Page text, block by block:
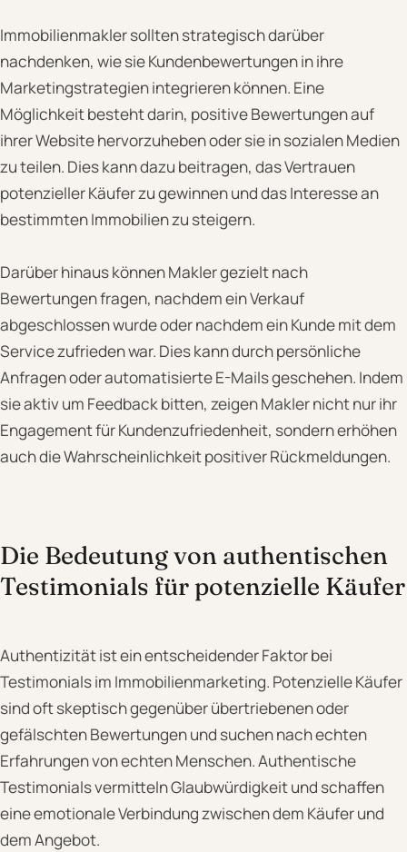
Immobilienmakler sollten strategisch darüber
nachdenken, wie sie Kundenbewertungen in ihre
Marketingstrategien integrieren können. Eine
Möglichkeit besteht darin, positive Bewertungen auf
ihrer Website hervorzuheben oder sie in sozialen Medien
zu teilen. Dies kann dazu beitragen, das Vertrauen
potenzieller Käufer zu gewinnen und das Interesse an
bestimmten Immobilien zu steigern.
Darüber hinaus können Makler gezielt nach
Bewertungen fragen, nachdem ein Verkauf
abgeschlossen wurde oder nachdem ein Kunde mit dem
Service zufrieden war. Dies kann durch persönliche
Anfragen oder automatisierte E-Mails geschehen. Indem
sie aktiv um Feedback bitten, zeigen Makler nicht nur ihr
Engagement für Kundenzufriedenheit, sondern erhöhen
auch die Wahrscheinlichkeit positiver Rückmeldungen.
Die Bedeutung von authentischen
Testimonials für potenzielle Käufer
Authentizität ist ein entscheidender Faktor bei
Testimonials im Immobilienmarketing. Potenzielle Käufer
sind oft skeptisch gegenüber übertriebenen oder
gefälschten Bewertungen und suchen nach echten
Erfahrungen von echten Menschen. Authentische
Testimonials vermitteln Glaubwürdigkeit und schaffen
eine emotionale Verbindung zwischen dem Käufer und
dem Angebot.